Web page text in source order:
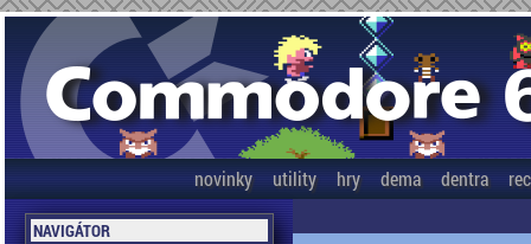
novinky utility hry dema dentra
NAVIGÁTOR